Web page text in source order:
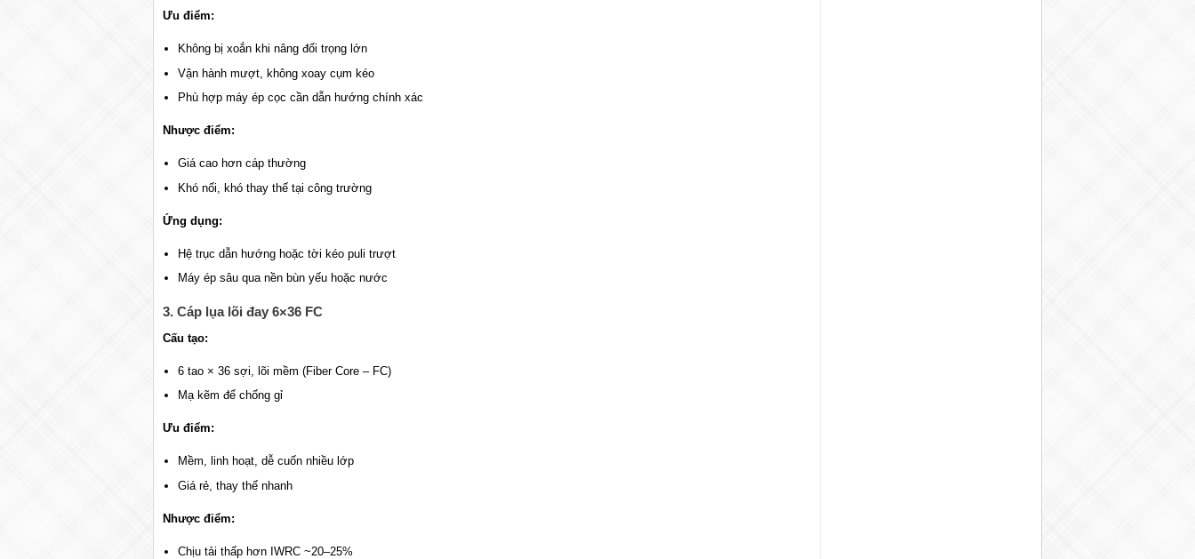
Ưu điểm:
Không bị xoắn khi nâng đối trọng lớn
Vận hành mượt, không xoay cụm kéo
Phù hợp máy ép cọc cần dẫn hướng chính xác
Nhược điểm:
Giá cao hơn cáp thường
Khó nối, khó thay thế tại công trường
Ứng dụng:
Hệ trục dẫn hướng hoặc tời kéo puli trượt
Máy ép sâu qua nền bùn yếu hoặc nước
3. Cáp lụa lõi đay 6×36 FC
Cấu tạo:
6 tao × 36 sợi, lõi mềm (Fiber Core – FC)
Mạ kẽm để chống gỉ
Ưu điểm:
Mềm, linh hoạt, dễ cuốn nhiều lớp
Giá rẻ, thay thế nhanh
Nhược điểm:
Chịu tải thấp hơn IWRC ~20–25%